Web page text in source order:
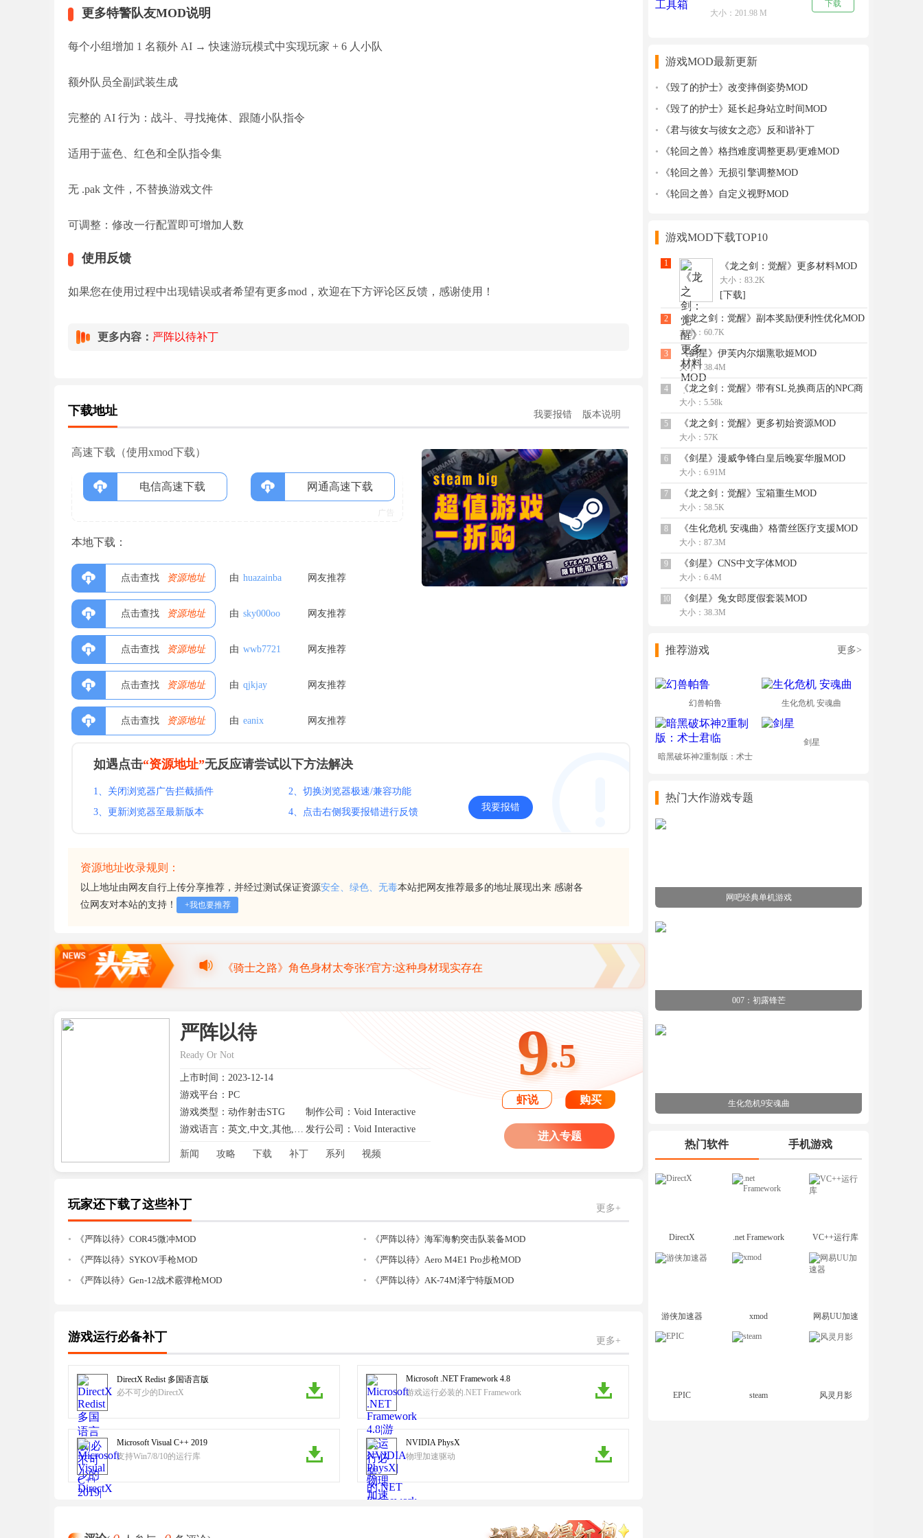
更多特警队友MOD说明
每个小组增加 1 名额外 AI → 快速游玩模式中实现玩家 + 6 人小队
额外队员全副武装生成
完整的 AI 行为：战斗、寻找掩体、跟随小队指令
适用于蓝色、红色和全队指令集
无 .pak 文件，不替换游戏文件
可调整：修改一行配置即可增加人数
使用反馈
如果您在使用过程中出现错误或者希望有更多mod，欢迎在下方评论区反馈，感谢使用！
更多内容： 严阵以待补丁
下载地址 我要报错 版本说明
高速下载（使用xmod下载）
电信高速下载 网通高速下载
本地下载：
点击查找 资源地址 由 huazainba 网友推荐
点击查找 资源地址 由 sky000oo 网友推荐
点击查找 资源地址 由 wwb7721 网友推荐
点击查找 资源地址 由 qjkjay 网友推荐
点击查找 资源地址 由 eanix 网友推荐
如遇点击“资源地址”无反应请尝试以下方法解决
1、关闭浏览器广告拦截插件
2、切换浏览器极速/兼容功能
3、更新浏览器至最新版本
4、点击右侧我要报错进行反馈 我要报错
资源地址收录规则：
以上地址由网友自行上传分享推荐，并经过测试保证资源安全、绿色、无毒本站把网友推荐最多的地址展现出来 感谢各
位网友对本站的支持！
+我也要推荐
《骑士之路》角色身材太夸张?官方:这种身材现实存在
Steam喜加一：特别好评肉鸽游戏《夜勤人》免费领取！
严阵以待
Ready Or Not
上市时间：2023-12-14
游戏平台：PC
游戏类型：动作射击STG
制作公司：Void Interactive
游戏语言：英文,中文,其他,日文 发行公司：Void Interactive
新闻 攻略 下载 补丁 系列 视频
9.5
虾说 购买
进入专题
玩家还下载了这些补丁 更多+
《严阵以待》COR45微冲MOD
《严阵以待》海军海豹突击队装备MOD
《严阵以待》SYKOV手枪MOD
《严阵以待》Aero M4E1 Pro步枪MOD
《严阵以待》Gen-12战术霰弹枪MOD
《严阵以待》AK-74M泽宁特版MOD
游戏运行必备补丁 更多+
DirectX Redist 多国语言版
必不可少的DirectX
Microsoft .NET Framework 4.8
游戏运行必装的.NET Framework
Microsoft Visual C++ 2019
支持Win7/8/10的运行库
NVIDIA PhysX
物理加速驱动
大小：201.98 M
下载
游戏MOD最新更新
《毁了的护士》改变摔倒姿势MOD
《毁了的护士》延长起身站立时间MOD
《君与彼女与彼女之恋》反和谐补丁
《轮回之兽》格挡难度调整更易/更难MOD
《轮回之兽》无损引擎调整MOD
《轮回之兽》自定义视野MOD
游戏MOD下载TOP10
1 《龙之剑：觉醒》更多材料MOD
大小：83.2K
[下载]
2 《龙之剑：觉醒》副本奖励便利性优化MOD
大小：60.7K
3 《剑星》伊芙内尔烟熏歌姬MOD
大小：38.4M
4
《龙之剑：觉醒》带有SL兑换商店的NPC商
店商品MOD
大小：5.58k
5 《龙之剑：觉醒》更多初始资源MOD
大小：57K
6 《剑星》漫威争锋白皇后晚宴华服MOD
大小：6.91M
7 《龙之剑：觉醒》宝箱重生MOD
大小：58.5K
8 《生化危机 安魂曲》格蕾丝医疗支援MOD
大小：87.3M
9 《剑星》CNS中文字体MOD
大小：6.4M
10 《剑星》兔女郎度假套装MOD
大小：38.3M
推荐游戏 更多>
幻兽帕鲁 生化危机 安魂曲
暗黑破坏神2重制版：术士
剑星
热门大作游戏专题
网吧经典单机游戏
007：初露锋芒
生化危机9安魂曲
热门软件 手机游戏
DirectX .net Framework VC++运行库
游侠加速器 xmod
网易UU加速
EPIC steam 风灵月影